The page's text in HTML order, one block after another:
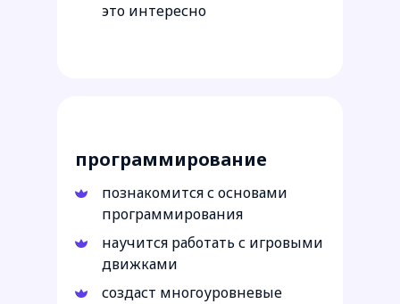
это интересно
создаст многоуровневые
научится работать с игровыми
движками
познакомится с основами
программирования
программирование